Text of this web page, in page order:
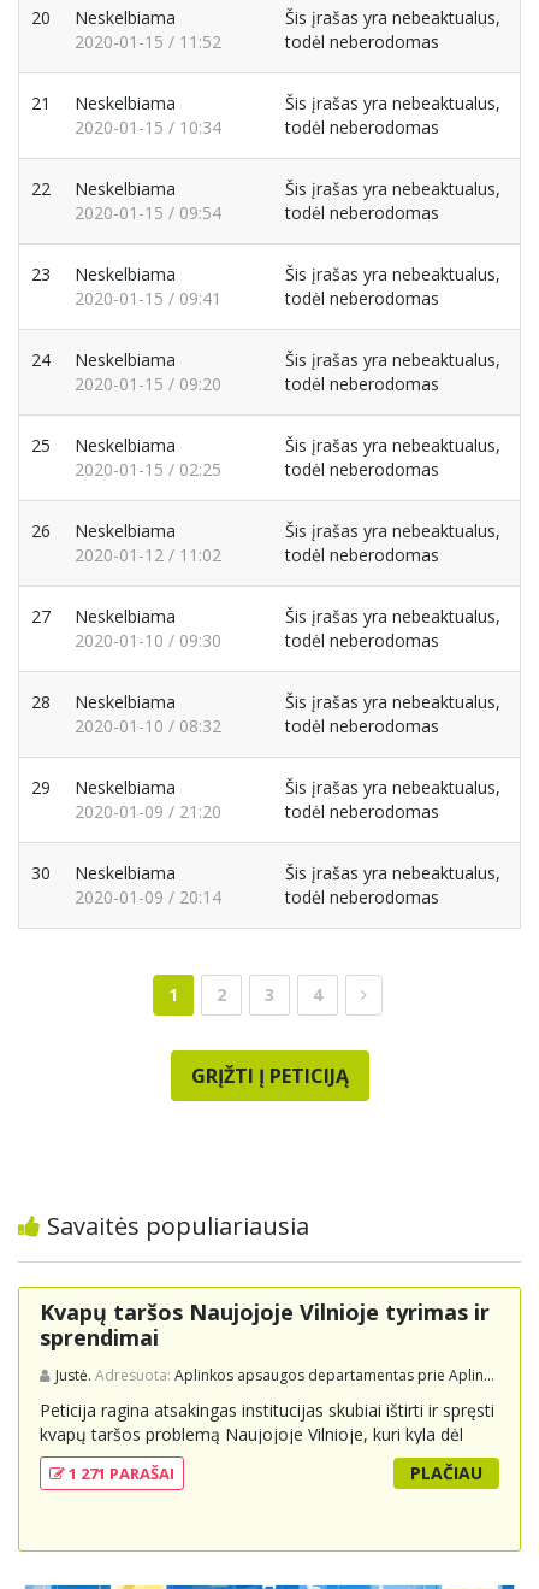
20
Neskelbiama
2020-01-15 / 11:52
Šis įrašas yra nebeaktualus,
todėl neberodomas
21
Neskelbiama
2020-01-15 / 10:34
Šis įrašas yra nebeaktualus,
todėl neberodomas
22
Neskelbiama
2020-01-15 / 09:54
Šis įrašas yra nebeaktualus,
todėl neberodomas
23
Neskelbiama
2020-01-15 / 09:41
Šis įrašas yra nebeaktualus,
todėl neberodomas
24
Neskelbiama
2020-01-15 / 09:20
Šis įrašas yra nebeaktualus,
todėl neberodomas
25
Neskelbiama
2020-01-15 / 02:25
Šis įrašas yra nebeaktualus,
todėl neberodomas
26
Neskelbiama
2020-01-12 / 11:02
Šis įrašas yra nebeaktualus,
todėl neberodomas
27
Neskelbiama
2020-01-10 / 09:30
Šis įrašas yra nebeaktualus,
todėl neberodomas
28
Neskelbiama
2020-01-10 / 08:32
Šis įrašas yra nebeaktualus,
todėl neberodomas
29
Neskelbiama
2020-01-09 / 21:20
Šis įrašas yra nebeaktualus,
todėl neberodomas
30
Neskelbiama
2020-01-09 / 20:14
Šis įrašas yra nebeaktualus,
todėl neberodomas
1 2 3 4
GRĮŽTI Į PETICIJĄ
Savaitės populiariausia
Kvapų taršos Naujojoje Vilnioje tyrimas ir
sprendimai
Justė. Adresuota: Aplinkos apsaugos departamentas prie Aplinkos ministerijos
Peticija ragina atsakingas institucijas skubiai ištirti ir spręsti
kvapų taršos problemą Naujojoje Vilnioje, kuri kyla dėl
buitinių atliekų sąvartyno Pramonės g. 141. Gyventojai
skundžiasi nuolatiniu stipriu atliekų kvapu, kuris neigiamai
mechanizmus ir imtis veiksmingų priemonių problemai
1 271 PARAŠAI PLAČIAU